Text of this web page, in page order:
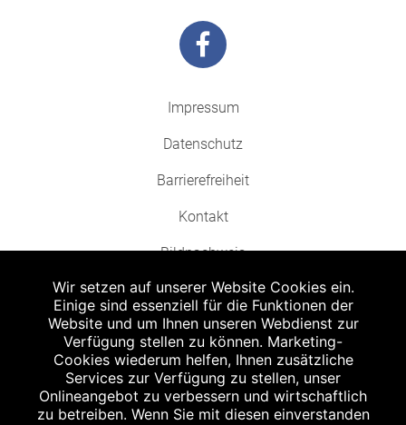
Impressum
Datenschutz
Barrierefreiheit
Kontakt
Bildnachweis
Abgabe in haushaltsüblichen Mengen, solange der Vorrat reicht. Für Druck-
und Satzfehler keine Haftung.
Zu Risiken und Nebenwirkungen lesen Sie die Packungsbeilage und fragen
Sie Ihren Arzt oder Apotheker.
Wir setzen auf unserer Website Cookies ein.
Einige sind essenziell für die Funktionen der
Website und um Ihnen unseren Webdienst zur
Verfügung stellen zu können. Marketing-
Cookies wiederum helfen, Ihnen zusätzliche
Services zur Verfügung zu stellen, unser
Onlineangebot zu verbessern und wirtschaftlich
zu betreiben. Wenn Sie mit diesen einverstanden